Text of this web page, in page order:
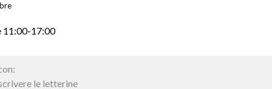
11:00-17:00
le letterine